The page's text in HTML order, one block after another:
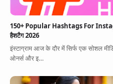
150+ Popular Hashtags For
हैशटैग 2026
इंस्टाग्राम आज के दौर में सिर्फ एक सोशल
ओनर्स और इ…